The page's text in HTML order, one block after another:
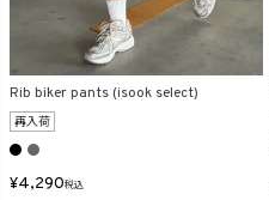
Rib biker pants (isook select)
再入荷
¥4,290税込